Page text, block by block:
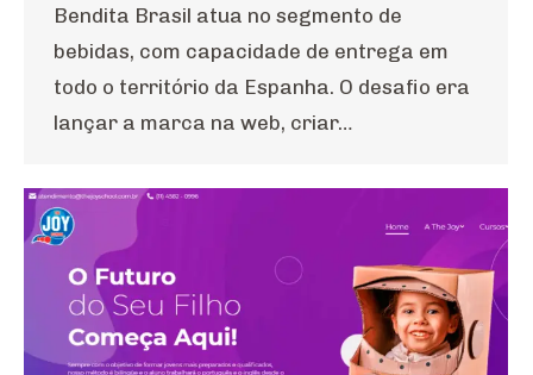
Bendita Brasil atua no segmento de
bebidas, com capacidade de entrega em
todo o território da Espanha. O desafio era
lançar a marca na web, criar…